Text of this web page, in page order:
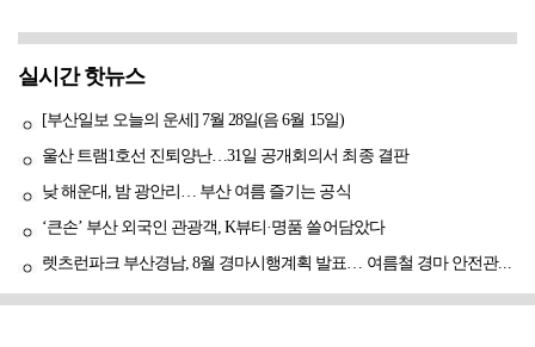
실시간 핫뉴스
[부산일보 오늘의 운세] 7월 28일(음 6월 15일)
울산 트램1호선 진퇴양난…31일 공개회의서 최종 결판
낮 해운대, 밤 광안리… 부산 여름 즐기는 공식
‘큰손’ 부산 외국인 관광객, K뷰티·명품 쓸어담았다
렛츠런파크 부산경남, 8월 경마시행계획 발표… 여름철 경마 안전관리 강화